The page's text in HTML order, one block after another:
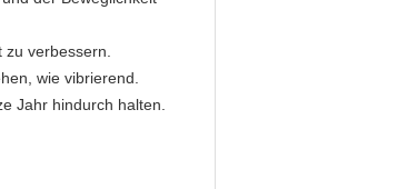
verbessern.
wie vibrierend.
Jahr hindurch halten.